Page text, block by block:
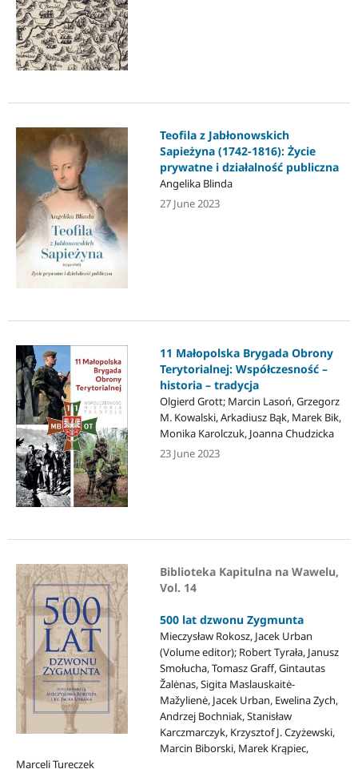
Teofila z Jabłonowskich
Sapieżyna (1742-1816): Życie
prywatne i działalność publiczna
Angelika Blinda
27 June 2023
11 Małopolska Brygada Obrony
Terytorialnej: Współczesność –
historia – tradycja
Olgierd Grott; Marcin Lasoń, Grzegorz
M. Kowalski, Arkadiusz Bąk, Marek Bik,
Monika Karolczuk, Joanna Chudzicka
23 June 2023
Biblioteka Kapitulna na Wawelu,
Vol. 14
500 lat dzwonu Zygmunta
Mieczysław Rokosz, Jacek Urban
(Volume editor); Robert Tyrała, Janusz
Smołucha, Tomasz Graff, Gintautas
Žalėnas, Sigita Maslauskaitė-
Mažylienė, Jacek Urban, Ewelina Zych,
Andrzej Bochniak, Stanisław
Karczmarczyk, Krzysztof J. Czyżewski,
Marcin Biborski, Marek Krąpiec,
Marceli Tureczek